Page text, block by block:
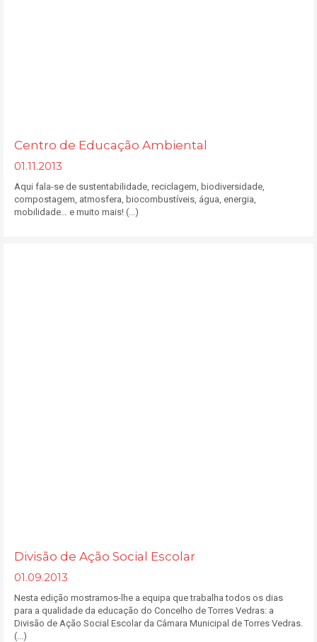
Centro de Educação Ambiental
01.11.2013
Aqui fala-se de sustentabilidade, reciclagem, biodiversidade,
compostagem, atmosfera, biocombustíveis, água, energia,
mobilidade… e muito mais! (...)
Divisão de Ação Social Escolar
01.09.2013
Nesta edição mostramos-lhe a equipa que trabalha todos os dias
para a qualidade da educação do Concelho de Torres Vedras: a
Divisão de Ação Social Escolar da Câmara Municipal de Torres Vedras.
(...)